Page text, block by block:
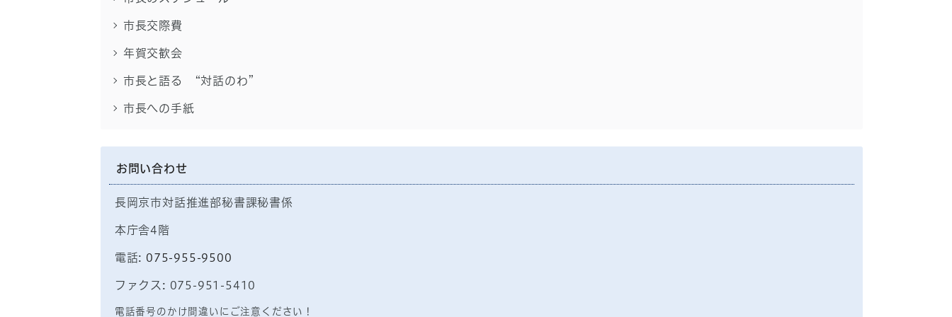
市長交際費
年賀交歓会
市長と語る “対話のわ”
市長への手紙
お問い合わせ
長岡京市対話推進部秘書課秘書係
本庁舎4階
電話: 075-955-9500
ファクス: 075-951-5410
電話番号のかけ間違いにご注意ください！